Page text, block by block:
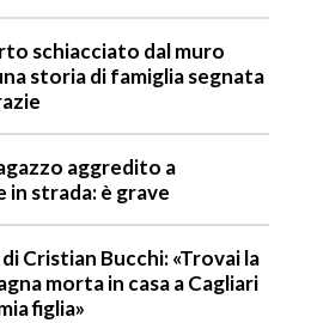
schiacciato dal muro
storia di famiglia segnata
aggredito a
in strada: è grave
Cristian Bucchi: «Trovai la
morta in casa a Cagliari
figlia»